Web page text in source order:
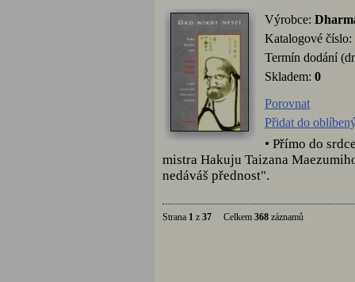
Výrobce:
Katalogové číslo:
Termín dodání
Skladem: 0
Porovnat
Přidat do
• Přímo do
mistra Hakuju Taizana
nedáváš přednost".
Strana 1 z 37 Celkem 368 záznamů